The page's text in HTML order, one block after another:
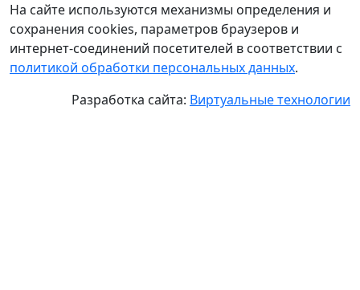
На сайте используются механизмы определения и
сохранения cookies, параметров браузеров и
интернет-соединений посетителей в соответствии с
политикой обработки персональных данных.
Разработка сайта: Виртуальные технологии